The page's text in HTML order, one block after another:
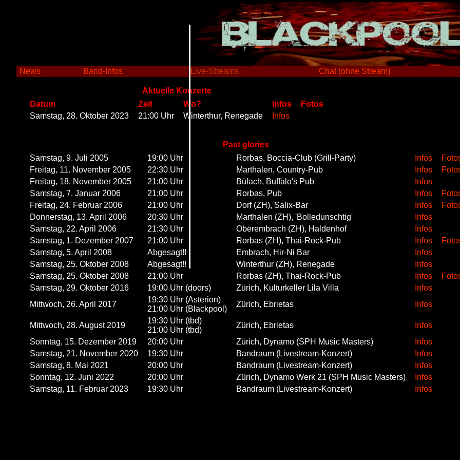
News Band-Infos Live-Streams Chat (ohne Stream)
Aktuelle Konzerte
Datum
Zeit Wo? Infos
Fotos
Samstag, 28. Oktober 2023
21:00 Uhr Winterthur, Renegade Infos
Past glories
Samstag, 9. Juli 2005
19:00 Uhr Rorbas, Boccia-Club (Grill-Party) Infos
Freitag, 11. November 2005
22:30 Uhr Marthalen, Country-Pub Infos
Freitag, 18. November 2005
21:00 Uhr Bülach, Buffalo's Pub
Infos
Samstag, 7. Januar 2006
21:00 Uhr Rorbas, Pub Infos
Freitag, 24. Februar 2006
21:00 Uhr Dorf (ZH), Salix-Bar Infos
Donnerstag, 13. April 2006
20:30 Uhr Marthalen (ZH), 'Bolledunschtig'
Infos
Samstag, 22. April 2006
21:30 Uhr Oberembrach (ZH), Haldenhof
Infos
Samstag, 1. Dezember 2007
21:00 Uhr Rorbas (ZH), Thai-Rock-Pub Infos
Samstag, 5. April 2008
Abgesagt!! Embrach, Hir-Ni Bar
Infos
Samstag, 25. Oktober 2008
Abgesagt!! Winterthur (ZH), Renegade
Infos
Samstag, 25. Oktober 2008
21:00 Uhr Rorbas (ZH), Thai-Rock-Pub Infos
Samstag, 29. Oktober 2016
19:00 Uhr (doors) Zürich, Kulturkeller Lila Villa
Infos
Mittwoch, 26. April 2017
19:30 Uhr (Asterion)
21:00 Uhr (Blackpool)
Zürich, Ebrietas Infos
Mittwoch, 28. August 2019
19:30 Uhr (tbd)
21:00 Uhr (tbd)
Zürich, Ebrietas
Infos
Sonntag, 15. Dezember 2019
20:00 Uhr Zürich, Dynamo (SPH Music Masters)
Infos
Samstag, 21. November 2020
19:30 Uhr Bandraum (Livestream-Konzert)
Infos
Samstag, 8. Mai 2021
20:00 Uhr Bandraum (Livestream-Konzert)
Infos
Sonntag, 12. Juni 2022
20:00 Uhr Zürich, Dynamo Werk 21 (SPH Music Masters)
Infos
Samstag, 11. Februar 2023
19:30 Uhr Bandraum (Livestream-Konzert) Infos